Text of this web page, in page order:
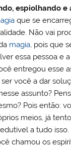
espiolhando e
que se
Não vai
magia, pois que
essa pessoa e
entregou esse
você a dar
assunto?
Pois então:
meios, já
a tudo
chamou os